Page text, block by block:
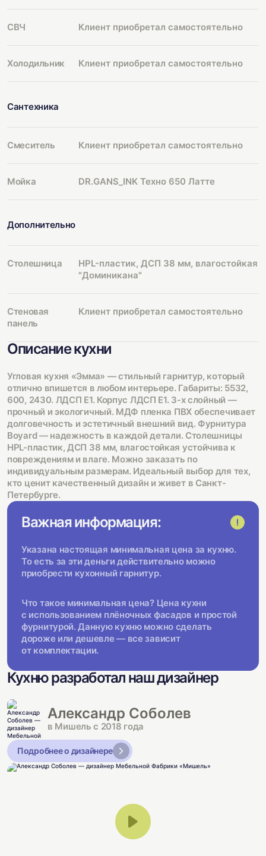
СВЧ Клиент приобретал самостоятельно
Холодильник Клиент приобретал самостоятельно
Сантехника
Смеситель Клиент приобретал самостоятельно
Мойка DR.GANS_INK Техно 650 Латте
Дополнительно
Столешница
HPL-пластик, ДСП 38 мм, влагостойкая
"Доминикана"
Стеновая
панель
Клиент приобретал самостоятельно
Описание кухни
Угловая кухня «Эмма» — стильный гарнитур, который
отлично впишется в любом интерьере. Габариты: 5532,
600, 2430. ЛДСП Е1. Корпус ЛДСП Е1. 3-х слойный —
прочный и экологичный. МДФ пленка ПВХ обеспечивает
долговечность и эстетичный внешний вид. Фурнитура
Boyard — надежность в каждой детали. Столешницы
HPL-пластик, ДСП 38 мм, влагостойкая устойчива к
повреждениям и влаге. Можно заказать по
индивидуальным размерам. Идеальный выбор для тех,
кто ценит качественный дизайн и живет в Санкт-
Петербурге.
Важная информация:
Указана настоящая минимальная цена за кухню.
То есть за эти деньги действительно можно
приобрести кухонный гарнитур.
Что такое минимальная цена? Цена кухни
с использованием плёночных фасадов и простой
фурнитурой. Данную кухню можно сделать
дороже или дешевле — все зависит
от комплектации.
Кухню разработал наш дизайнер
Александр Соболев
в Мишель с 2018 года
Подробнее о дизайнере